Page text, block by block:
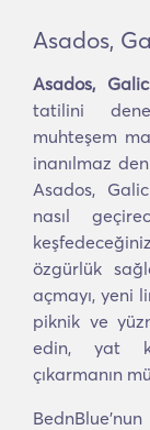
Asados,
Asados,
tatilini
muhteşem
inanılmaz
Asados,
nasıl
özgürlük
açmayı, yeni
piknik ve
edin, yat
çıkarmanın